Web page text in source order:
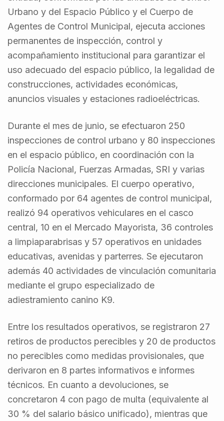
Urbano y del Espacio Público y el Cuerpo de
Agentes de Control Municipal, ejecuta acciones
permanentes de inspección, control y
acompañamiento institucional para garantizar el
uso adecuado del espacio público, la legalidad de
construcciones, actividades económicas,
anuncios visuales y estaciones radioeléctricas.
Durante el mes de junio, se efectuaron 250
inspecciones de control urbano y 80 inspecciones
en el espacio público, en coordinación con la
Policía Nacional, Fuerzas Armadas, SRI y varias
direcciones municipales. El cuerpo operativo,
conformado por 64 agentes de control municipal,
realizó 94 operativos vehiculares en el casco
central, 10 en el Mercado Mayorista, 36 controles
a limpiaparabrisas y 57 operativos en unidades
educativas, avenidas y parterres. Se ejecutaron
además 40 actividades de vinculación comunitaria
mediante el grupo especializado de
adiestramiento canino K9.
Entre los resultados operativos, se registraron 27
retiros de productos perecibles y 20 de productos
no perecibles como medidas provisionales, que
derivaron en 8 partes informativos e informes
técnicos. En cuanto a devoluciones, se
concretaron 4 con pago de multa (equivalente al
30 % del salario básico unificado), mientras que